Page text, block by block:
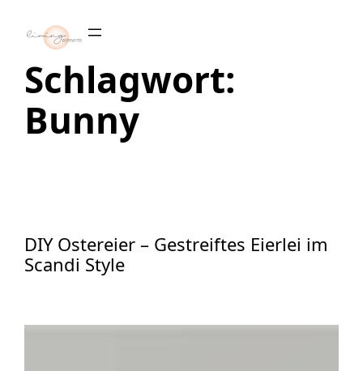
Inhalt
springen
Schlagwort:
Bunny
DIY Ostereier – Gestreiftes Eierlei im
Scandi Style